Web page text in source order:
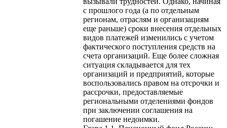
с прошлого года (а по отдельным
регионам, отраслям и организациям
еще раньше) сроки внесения отдельных
видов платежей изменились с учетом
фактического поступления средств на
счета организаций. Еще более сложная
ситуация складывается для тех
организаций и предприятий, которые
воспользовались правом на отсрочки и
рассрочки, предоставляемые
региональными отделениями фондов
при заключении соглашения на
погашение недоимки.